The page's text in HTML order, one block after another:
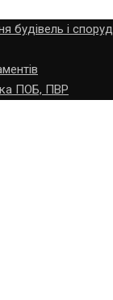
будівель і споруд
ПОБ, ПВР